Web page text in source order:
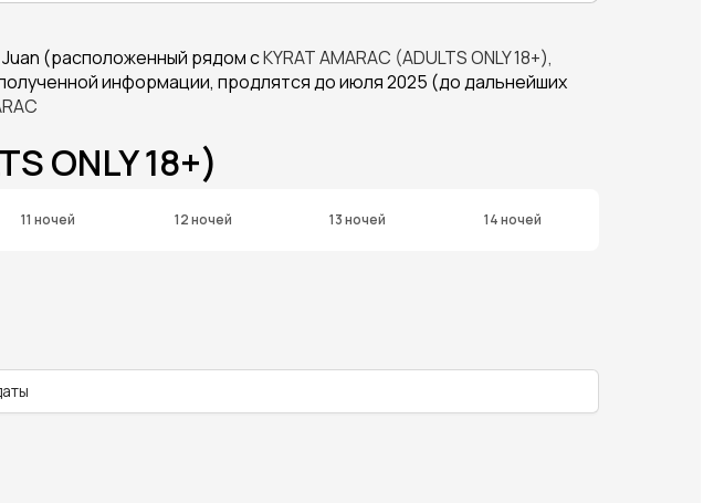
(расположенный рядом сKYRATAMARAC (ADULTSONLY18+),
информации, продлятся до июля 2025 (до дальнейших
ONLY 18+)
11 ночей 12 ночей 13 ночей 14 ночей